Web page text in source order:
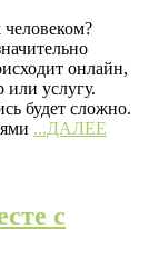
онлайн,
или услугу.
будет сложно.
...ДАЛЕЕ
с